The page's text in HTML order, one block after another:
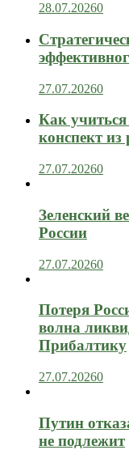
28.07.20260
27.07.20260
Как
конспект из
27.07.20260
Зеленский
России
27.07.20260
Потеря
волна
Прибалтику
27.07.20260
Путин
не подлежит